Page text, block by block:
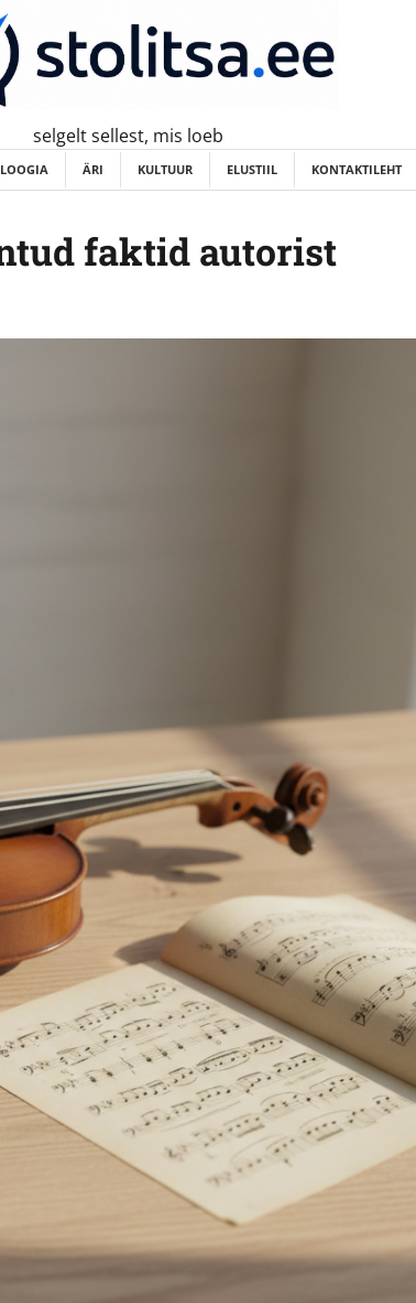
selgelt sellest, mis loeb
ÄRI KULTUUR ELUSTIIL KONTAKTILEHT
faktid autorist